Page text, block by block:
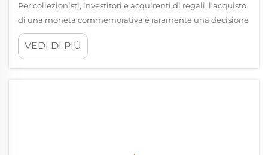
Per collezionisti, investitori e acquirenti di regali, l’acquisto
di una moneta commemorativa è raramente una decisione
puramente impulsiva. A differenza degli acquisti
quotidiani, una moneta commemorativa racchiude un
VEDI DI PIÙ